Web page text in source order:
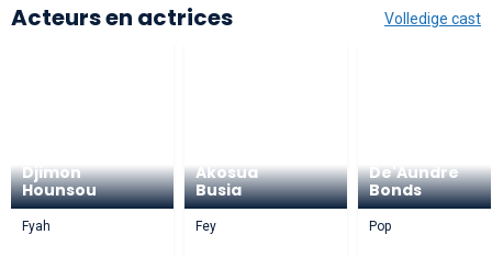
Volledige cast
Acteurs en actrices
Djimon
Hounsou
Fyah
Akosua
Busia
Fey
De'Aundre
Bonds
Pop